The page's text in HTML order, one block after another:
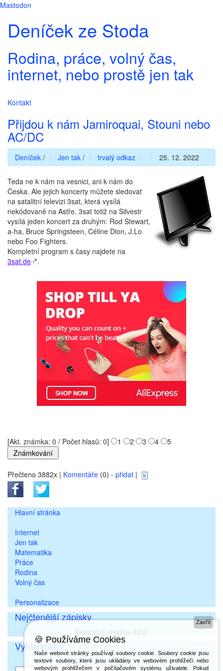
Mastodon
Deníček ze Stoda
Rodina, práce, volný čas,
internet, nebo prostě jen tak
Kontakt
Přijdou k nám Jamiroquai, Stouni nebo
AC/DC
Deníček / Jen tak / trvalý odkaz 25. 12. 2022
Teda ne k nám na vesnici, ani k nám do
Česka. Ale jejich koncerty můžete sledovat
na satalitní televizi 3sat, která vysílá
nekódovaně na Astře. 3sat totiž na Silvestr
vysílá jeden koncert za druhým: Rod Stewart,
a-ha, Bruce Springsteen, Céline Dion, J.Lo
nebo Foo Fighters.
Kompletní program s časy najdete na
3sat.de
.
[Akt. známka: 0 / Počet hlasů: 0] 1 2 3 4 5
Přečteno 3882x | Komentáře (0) - přidat |
Hlavní stránka
Internet
Jen tak
Matematika
Práce
Rodina
Volný čas
Personalizace
Nejčtenější zápisky
Neexistuji vhodna data!
Vyhledávání
Zavřít
🍪 Používáme Cookies
Naše webové stránky používají soubory cookie. Soubory cookie jsou
textové soubory, které jsou ukládány ve webovém prohlížeči nebo
webovým prohlížečem v počítačovém systému uživatele. Pokud